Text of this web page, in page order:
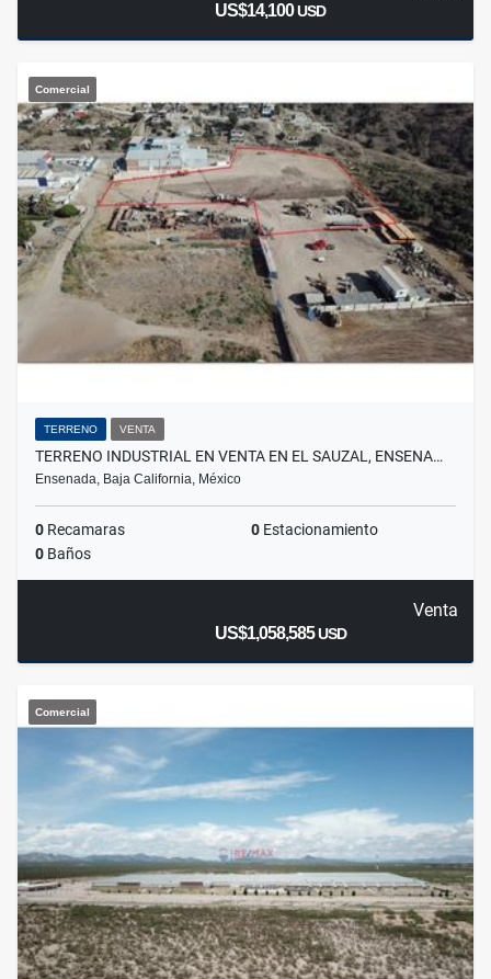
US$14,100USD
Comercial
TERRENO VENTA
TERRENO INDUSTRIAL EN VENTA EN EL SAUZAL, ENSENA…
Ensenada, Baja California, México
0 Recamaras 0 Estacionamiento
0 Baños
Venta
US$1,058,585USD
Comercial